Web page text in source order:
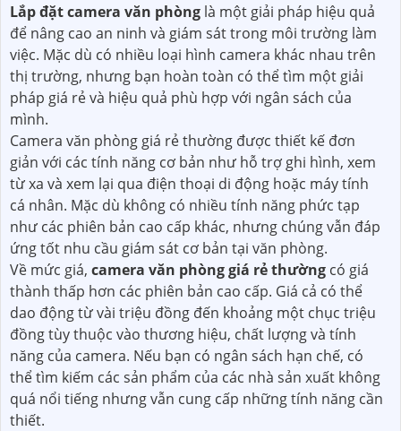
Lắp đặt camera văn phòng là một giải pháp hiệu quả
để nâng cao an ninh và giám sát trong môi trường làm
việc. Mặc dù có nhiều loại hình camera khác nhau trên
thị trường, nhưng bạn hoàn toàn có thể tìm một giải
pháp giá rẻ và hiệu quả phù hợp với ngân sách của
mình.
Camera văn phòng giá rẻ thường được thiết kế đơn
giản với các tính năng cơ bản như hỗ trợ ghi hình, xem
từ xa và xem lại qua điện thoại di động hoặc máy tính
cá nhân. Mặc dù không có nhiều tính năng phức tạp
như các phiên bản cao cấp khác, nhưng chúng vẫn đáp
ứng tốt nhu cầu giám sát cơ bản tại văn phòng.
Về mức giá, camera văn phòng giá rẻ thường có giá
thành thấp hơn các phiên bản cao cấp. Giá cả có thể
dao động từ vài triệu đồng đến khoảng một chục triệu
đồng tùy thuộc vào thương hiệu, chất lượng và tính
năng của camera. Nếu bạn có ngân sách hạn chế, có
thể tìm kiếm các sản phẩm của các nhà sản xuất không
quá nổi tiếng nhưng vẫn cung cấp những tính năng cần
thiết.